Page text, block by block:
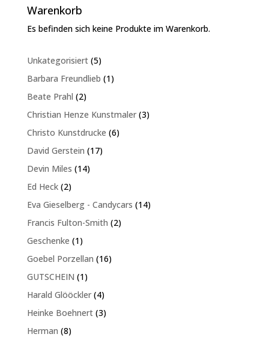
Warenkorb
Es befinden sich keine Produkte im Warenkorb.
Unkategorisiert 55
Produkte
Barbara Freundlieb 11
Beate Prahl 22
Produkte
Christian Henze Kunstmaler 33
Christo Kunstdrucke 66
David Gerstein 1717
Devin Miles 1414
Ed Heck 22
Produkte
Eva Gieselberg - Candycars 1414
Francis Fulton-Smith 22
Geschenke 11
Produkt
Goebel Porzellan 1616
GUTSCHEIN 11
Produkt
Harald Glööckler 44
Produkte
Heinke Boehnert 33
Herman 88